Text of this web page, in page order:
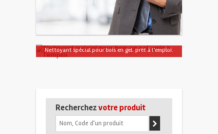
Nettoyant spécial pour bois en gel. prêt à l’emploi.
Recherchezvotre produit